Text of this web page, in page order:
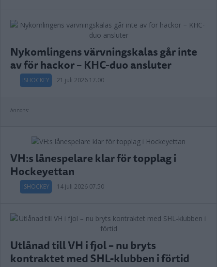
Nykomlingens värvningskalas går inte
av för hackor – KHC-duo ansluter
ISHOCKEY 21 juli 2026 17.00
Annons:
VH:s lånespelare klar för topplag i
Hockeyettan
ISHOCKEY 14 juli 2026 07.50
Utlånad till VH i fjol – nu bryts
kontraktet med SHL-klubben i förtid